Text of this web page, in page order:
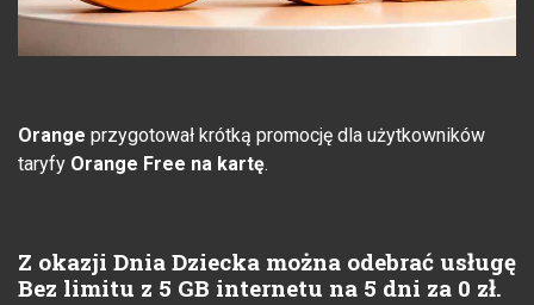
Orange przygotował krótką promocję dla użytkowników
taryfy Orange Free na kartę.
Z okazji Dnia Dziecka można odebrać usługę
Bez limitu z 5 GB internetu na 5 dni za 0 zł.